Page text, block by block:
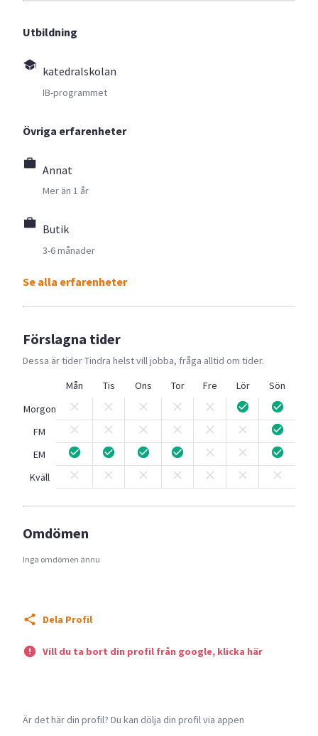
Utbildning
katedralskolan
IB-programmet
Övriga erfarenheter
Annat
Mer än 1 år
Butik
3-6 månader
Se alla erfarenheter
Förslagna tider
Dessa är tiderTindra helst vill jobba, fråga alltid om tider.
Mån
Tis Ons Tor Fre Lör
Sön
Morgon
FM
EM
Kväll
Omdömen
Inga omdömen ännu
Dela Profil
Vill du ta bort din profil från google, klicka här
Är det här din profil? Du kan dölja din profil via appen